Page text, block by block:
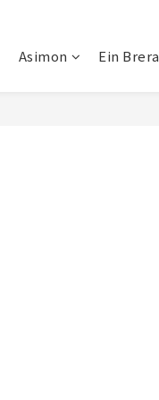
Asimon Ein Brera